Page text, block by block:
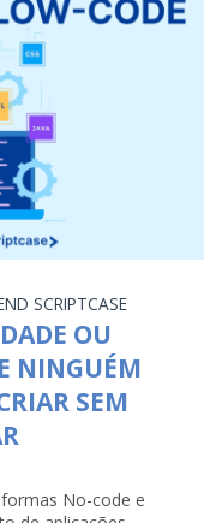
SCRIPTCASE
OU
NINGUÉM
SEM
No-code e